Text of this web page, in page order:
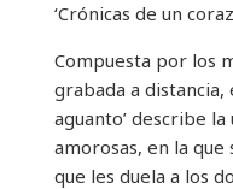
‘Crónicas de un
Compuesta por los
grabada a distancia,
aguanto’ describe
amorosas, en la
que les duela a los